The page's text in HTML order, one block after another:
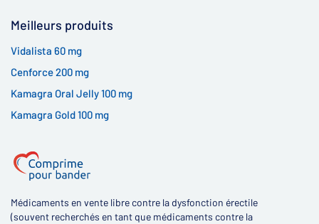
Meilleurs produits
Vidalista 60 mg
Cenforce 200 mg
Kamagra Oral Jelly 100 mg
Kamagra Gold 100 mg
Médicaments en vente libre contre la dysfonction érectile
(souvent recherchés en tant que médicaments contre la